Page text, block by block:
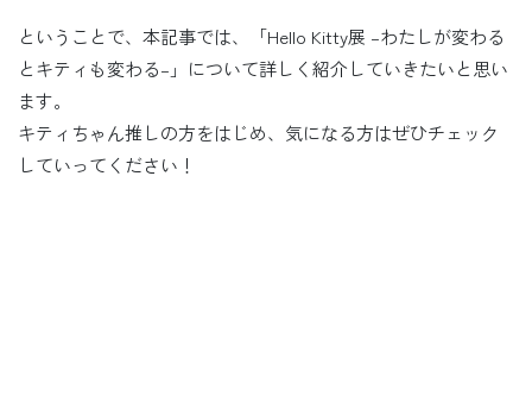
ということで、本記事では、「Hello Kitty展 –わたしが変わる
とキティも変わる–」について詳しく紹介していきたいと思い
ます。
キティちゃん推しの方をはじめ、気になる方はぜひチェック
していってください！